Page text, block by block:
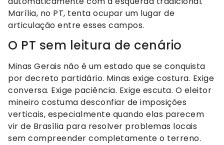
Marília, no PT, tenta ocupar um lugar de
articulação entre esses campos.
O PT sem leitura de cenário
Minas Gerais não é um estado que se conquista
por decreto partidário. Minas exige costura. Exige
conversa. Exige paciência. Exige escuta. O eleitor
mineiro costuma desconfiar de imposições
verticais, especialmente quando elas parecem
vir de Brasília para resolver problemas locais
sem compreender completamente o terreno.